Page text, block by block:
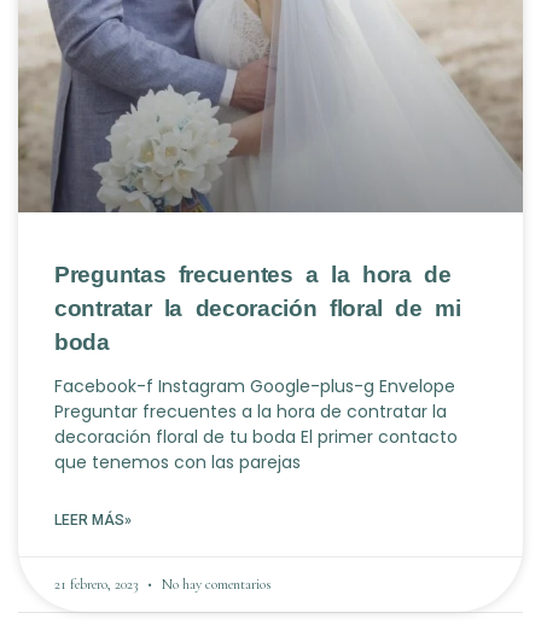
Preguntas frecuentes a la hora de
contratar la decoración floral de mi
boda
Facebook-f Instagram Google-plus-g Envelope
Preguntar frecuentes a la hora de contratar la
decoración floral de tu boda El primer contacto
que tenemos con las parejas
LEER MÁS»
21 febrero, 2023 No hay comentarios